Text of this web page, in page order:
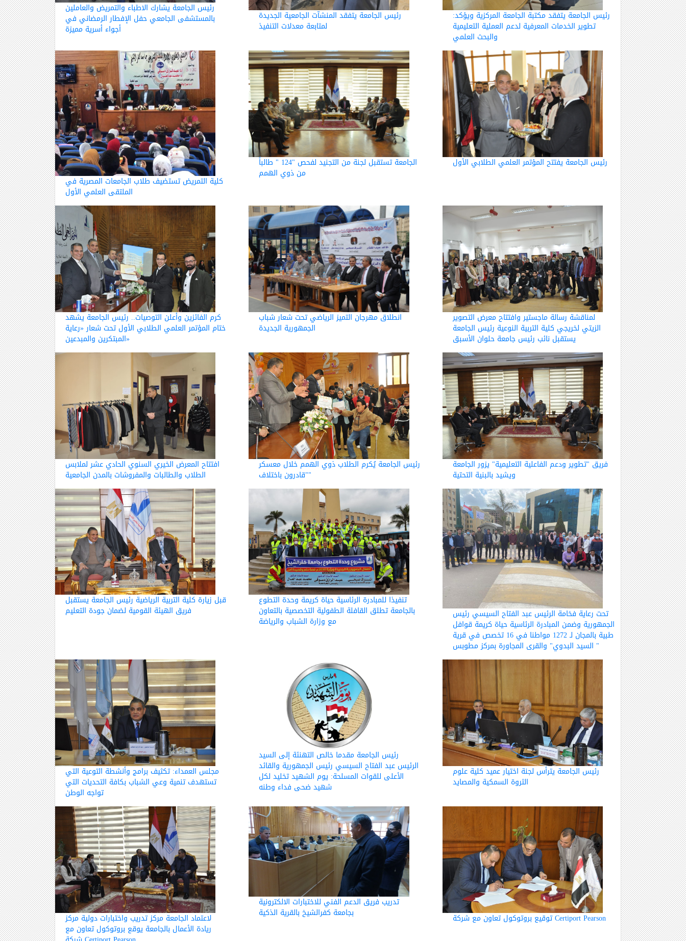
رئيس الجامعة يشارك الاطباء والتمريض والعاملين
بالمستشفى الجامعي حفل الإفطار الرمضاني في
أجواء أسرية مميزة
رئيس الجامعة يتفقد المنشآت الجامعية الجديدة
لمتابعة معدلات التنفيذ
رئيس الجامعة يتفقد مكتبة الجامعة المركزية ويؤكد:
تطوير الخدمات المعرفية لدعم العملية التعليمية
والبحث العلمي
كلية التمريض تستضيف طلاب الجامعات المصرية في
الملتقى العلمي الأول
الجامعة تستقبل لجنة من التجنيد لفحص "124 " طالباً
من ذوي الهمم
رئيس الجامعة يفتتح المؤتمر العلمي الطلابي الأول
كرم الفائزين وأعلن التوصيات.. رئيس الجامعة يشهد
ختام المؤتمر العلمي الطلابي الأول تحت شعار «رعاية
المبتكرين والمبدعين»
انطلاق مهرجان التميز الرياضي تحت شعار شباب
الجمهورية الجديدة
لمناقشة رسالة ماجستير وافتتاح معرض التصوير
الزيتي لخريجي كلية التربية النوعية رئيس الجامعة
يستقبل نائب رئيس جامعة حلوان الأسبق
افتتاح المعرض الخيري السنوي الحادي عشر لملابس
الطلاب والطالبات والمفروشات بالمدن الجامعية
رئيس الجامعة يُكرم الطلاب ذوي الهمم خلال معسكر
"قادرون باختلاف"
فريق "تطوير ودعم الفاعلية التعليمية" يزور الجامعة
ويشيد بالبنية التحتية
قبل زيارة كلية التربية الرياضية رئيس الجامعة يستقبل
فريق الهيئة القومية لضمان جودة التعليم
تنفيذا للمبادرة الرئاسية حياة كريمة وحدة التطوع
بالجامعة تطلق القافلة الطفولية التخصصية بالتعاون
مع وزارة الشباب والرياضة
تحت رعاية فخامة الرئيس عبد الفتاح السيسي رئيس
الجمهورية وضمن المبادرة الرئاسية حياة كريمة قوافل
طبية بالمجان لـ 1272 مواطنا في 16 تخصص في قرية
" السيد البدوي" والقرى المجاورة بمركز مطوبس
مجلس العمداء: تكثيف برامج وأنشطة التوعية التي
تستهدف تنمية وعي الشباب بكافة التحديات التي
تواجه الوطن
رئيس الجامعة مقدما خالص التهنئة إلى السيد
الرئيس عبد الفتاح السيسي رئيس الجمهورية والقائد
الأعلى للقوات المسلحة: يوم الشهيد تخليد لكل
شهيد ضحى فداء وطنه
رئيس الجامعة يترأس لجنة اختيار عميد كلية علوم
الثروة السمكية والمصايد
لاعتماد الجامعة مركز تدريب واختبارات دولية مركز
ريادة الأعمال بالجامعة يوقع بروتوكول تعاون مع
تدريب فريق الدعم الفني للاختبارات الالكترونية
بجامعة كفرالشيخ بالقرية الذكية توقيع بروتوكول تعاون مع شركة Certiport Pearson